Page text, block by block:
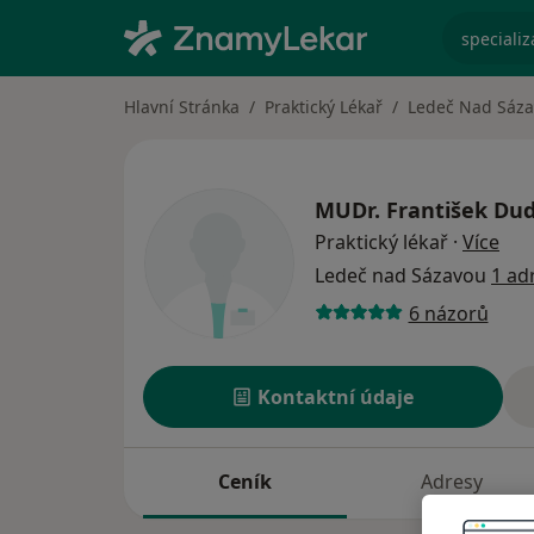
Hlavní Stránka Praktický Lékař Ledeč Nad
MUDr. František
Praktický lékař · Více
Ledeč nad Sázavou 1
6 názorů
Kontaktní údaje
Ceník Adresy